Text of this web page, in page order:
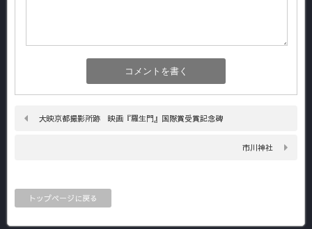
大映京都撮影所跡 映画『羅生門』国際賞受賞記念碑
市川神社
トップページに戻る